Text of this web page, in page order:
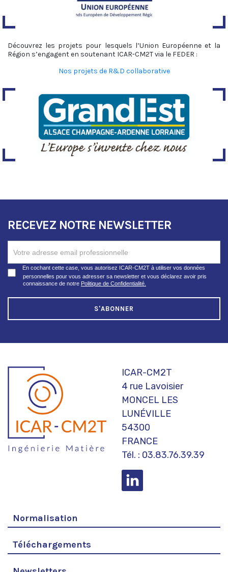
Découvrez les projets pour lesquels l’Union Européenne et la
Région s’engagent en soutenant ICAR-CM2T via le FEDER :
Nos projets de R&D collaborative
RECEVEZ
NOTRE
NEWSLETTER
RECEVEZ NOTRE NEWSLETTER
En cochant cette case, vous autorisez ICAR-CM2T à utiliser vos données
personnelles pour vous adresser sa newsletter et vous déclarez avoir pris
connaissance de notre Politique de Confidentialité.
S'ABONNER
ICAR-CM2T
4 rue Lavoisier
MONCEL LES
LUNÉVILLE
54300
FRANCE
Tél. : 03.83.76.39.39
Normalisation
Téléchargements